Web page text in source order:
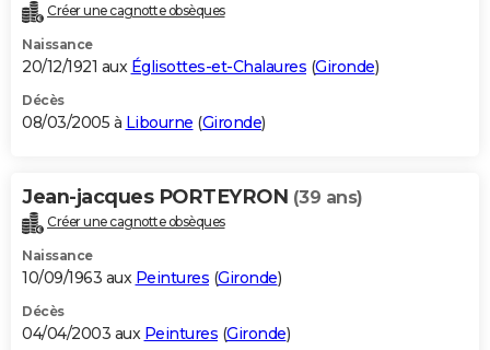
Créer une cagnotte obsèques
Naissance
20/12/1921 aux Églisottes-et-Chalaures (Gironde)
Décès
08/03/2005 à Libourne (Gironde)
Jean-jacques PORTEYRON (39 ans)
Créer une cagnotte obsèques
Naissance
10/09/1963 aux Peintures (Gironde)
Décès
04/04/2003 aux Peintures (Gironde)